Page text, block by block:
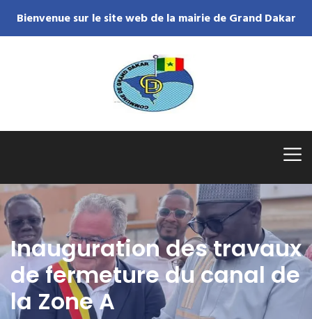
Bienvenue sur le site web de la mairie de Grand Dakar
Inauguration des travaux
de fermeture du canal de
la Zone A